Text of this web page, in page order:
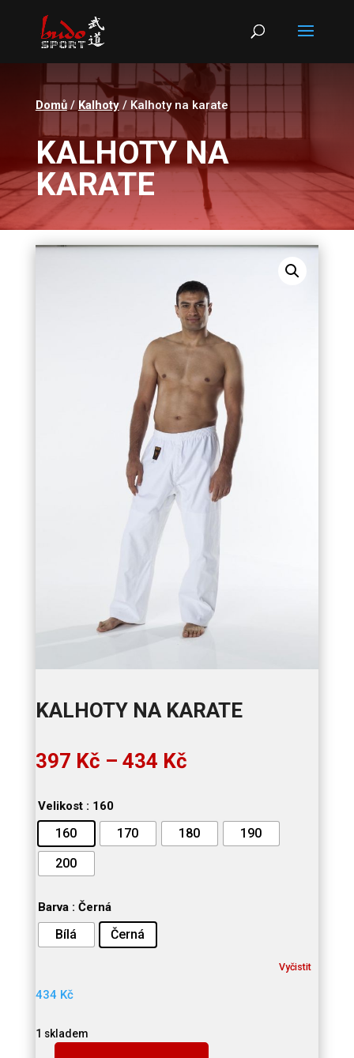
Products
search
Domů/ Kalhoty/ Kalhoty na karate
KALHOTY NA
KARATE
KALHOTY NA KARATE
397 Kč – 434 KčRozpětí
434 Kč
Velikost : 160
160 170 180
190
200
Barva : Černá
Bílá Černá
Vyčistit
434 Kč
1 skladem